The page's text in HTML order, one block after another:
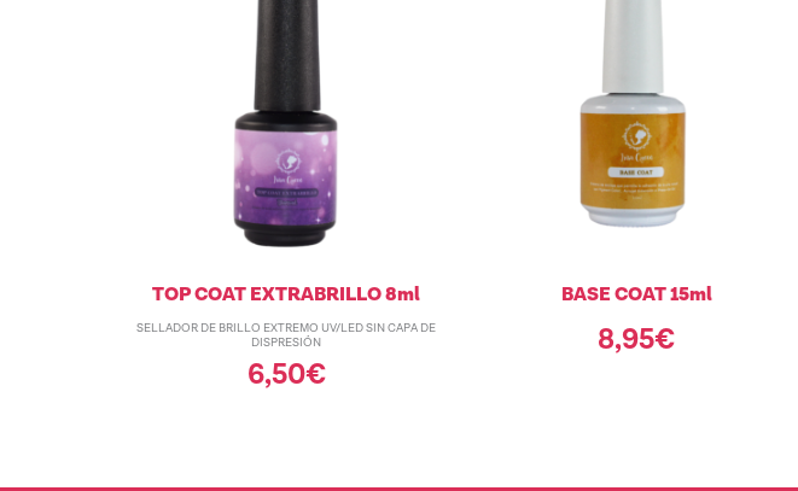
TOP COAT EXTRABRILLO 8ml
SELLADOR DE BRILLO EXTREMO UV/LED SIN CAPA DE
DISPRESIÓN
6,50€
BASE COAT 15ml
8,95€